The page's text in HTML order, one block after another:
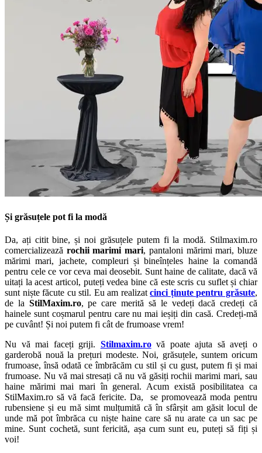
Și grăsuțele pot fi la modă
Da, ați citit bine, și noi grăsuțele putem fi la modă. Stilmaxim.ro
comercializează rochii marimi mari, pantaloni mărimi mari, bluze
mărimi mari, jachete, compleuri și bineînțeles haine la comandă
pentru cele ce vor ceva mai deosebit. Sunt haine de calitate, dacă vă
uitați la acest articol, puteți vedea bine că este scris cu suflet și chiar
sunt niște făcute cu stil. Eu am realizatcinci ținute pentru grăsute,
de la StilMaxim.ro, pe care merită să le vedeți dacă credeți că
hainele sunt coșmarul pentru care nu mai ieșiți din casă. Credeți-mă
pe cuvânt! Și noi putem fi cât de frumoase vrem!
Nu vă mai faceți griji. Stilmaxim.rovă poate ajuta să aveți o
garderobă nouă la prețuri modeste. Noi, grăsuțele, suntem oricum
frumoase, însă odată ce îmbrăcăm cu stil și cu gust, putem fi și mai
frumoase. Nu vă mai stresați că nu vă găsiți rochii marimi mari, sau
haine mărimi mai mari în general. Acum există posibilitatea ca
StilMaxim.ro să vă facă fericite. Da, se promovează moda pentru
rubensiene și eu mă simt mulțumită că în sfârșit am găsit locul de
unde mă pot îmbrăca cu niște haine care să nu arate ca un sac pe
mine. Sunt cochetă, sunt fericită, așa cum sunt eu, puteți să fiți și
voi!